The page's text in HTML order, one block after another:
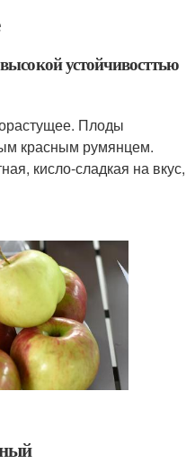
устойчивосттью
Плоды
красным румянцем.
кисло-сладкая на вкус,